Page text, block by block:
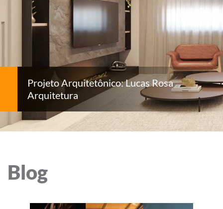
Projeto Arquitetônico: Lucas Rosa
Arquitetura
Blog